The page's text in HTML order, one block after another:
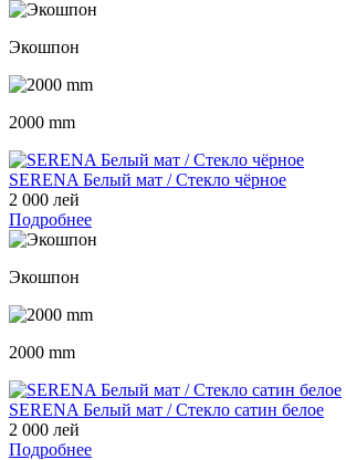
Экошпон
2000 mm
SERENA Белый мат / Стекло чёрное
2 000 лей
Подробнее
Экошпон
2000 mm
SERENA Белый мат / Стекло сатин белое
2 000 лей
Подробнее